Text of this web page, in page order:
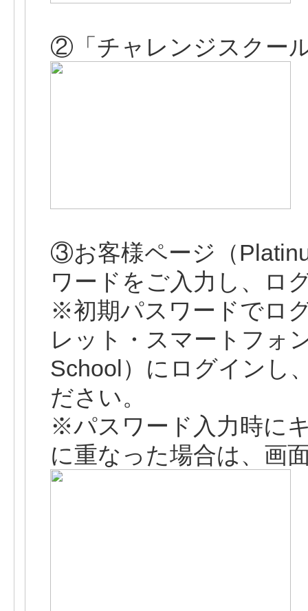
②「チャレンジスクー
③お客様ページ（
ワードをご入力し、ロ
※初期パスワードでロ
レット・スマートフォ
School）にログインし
ださい。
※パスワード入力時に
に重なった場合は、画